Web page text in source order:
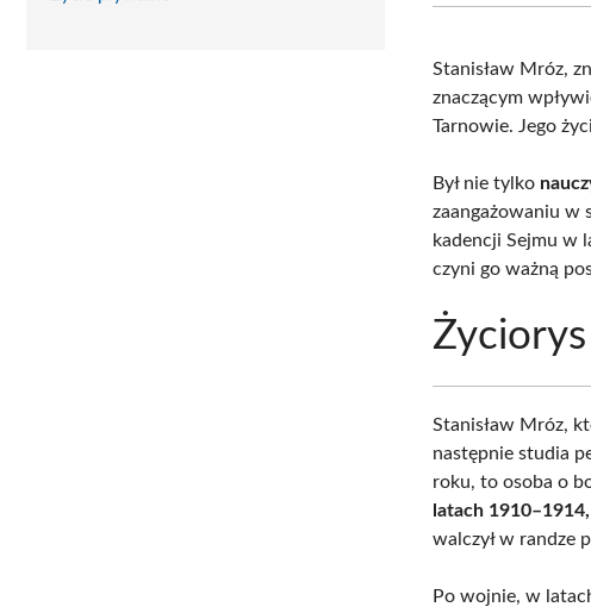
Stanisław Mróz,
znaczącym
Tarnowie. Jego
Był nie tylko
zaangażowaniu w
kadencji Sejmu w
czyni go ważną
Życiorys
Stanisław Mróz,
następnie studia
roku, to osoba o
latach 1910–1914,
walczył w randze
Po wojnie, w